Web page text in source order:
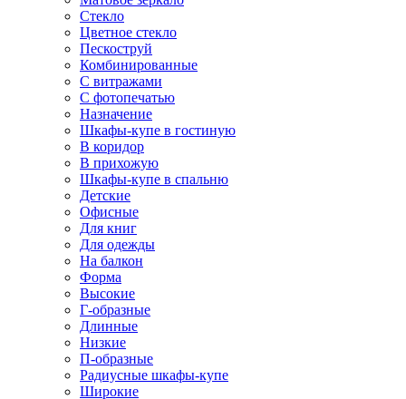
Стекло
Цветное стекло
Пескоструй
Комбинированные
С витражами
С фотопечатью
Назначение
Шкафы-купе в гостиную
В коридор
В прихожую
Шкафы-купе в спальню
Детские
Офисные
Для книг
Для одежды
На балкон
Форма
Высокие
Г-образные
Длинные
Низкие
П-образные
Радиусные шкафы-купе
Широкие